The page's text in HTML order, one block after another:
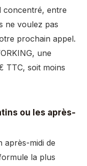
concentré, entre
ne voulez pas
prochain appel.
une
TTC, soit moins
ou les après-
après-midi de
la plus